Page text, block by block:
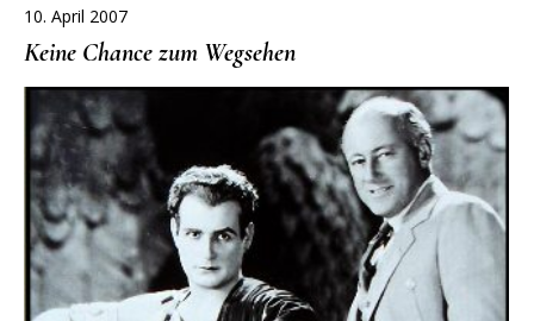
10. April 2007
Keine Chance zum Wegsehen